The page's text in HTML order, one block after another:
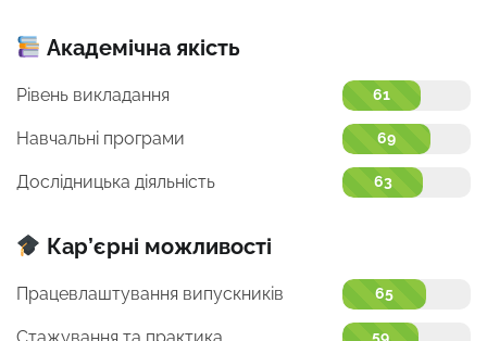
Академічна якість
Рівень викладання 61
Навчальні програми 69
Дослідницька діяльність 63
Кар’єрні можливості
Працевлаштування випускників 65
Стажування та практика 59